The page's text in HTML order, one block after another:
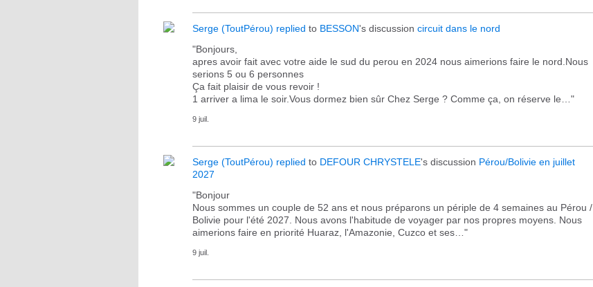
Serge (ToutPérou) replied to BESSON's discussion circuit dans le nord
"Bonjours,
apres avoir fait avec votre aide le sud du perou en 2024 nous aimerions faire le nord.Nous
serions 5 ou 6 personnes
Ça fait plaisir de vous revoir !
1 arriver a lima le soir.Vous dormez bien sûr Chez Serge ? Comme ça, on réserve le…"
9 juil.
Serge (ToutPérou) replied to DEFOUR CHRYSTELE's discussion Pérou/Bolivie en juillet
2027
"Bonjour
Nous sommes un couple de 52 ans et nous préparons un périple de 4 semaines au Pérou /
Bolivie pour l'été 2027. Nous avons l'habitude de voyager par nos propres moyens. Nous
aimerions faire en priorité Huaraz, l'Amazonie, Cuzco et ses…"
9 juil.